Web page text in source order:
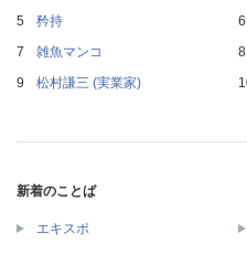
矜持
雑魚マンコ
松村謙三 (実業家)
新着のことば
エキスポ